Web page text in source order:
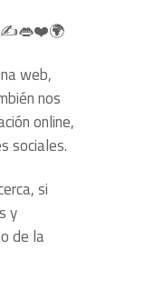
✍️👄❤️🌍
web,
nos
online,
sociales.
si
y
de la